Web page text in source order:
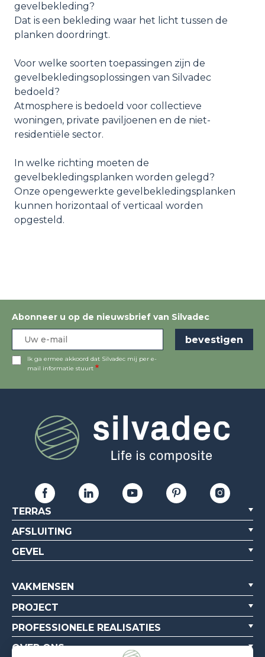
gevelbekleding?
Dat is een bekleding waar het licht tussen de
planken doordringt.
Voor welke soorten toepassingen zijn de
gevelbekledingsoplossingen van Silvadec
bedoeld?
Atmosphere is bedoeld voor collectieve
woningen, private paviljoenen en de niet-
residentiële sector.
In welke richting moeten de
gevelbekledingsplanken worden gelegd?
Onze opengewerkte gevelbekledingsplanken
kunnen horizontaal of verticaal worden
opgesteld.
Abonneer u op de nieuwsbrief van Silvadec
Ik ga ermee akkoord dat Silvadec mij per e-
mail informatie stuurt
TERRAS
AFSLUITING
GEVEL
VAKMENSEN
PROJECT
PROFESSIONELE REALISATIES
OVER ONS